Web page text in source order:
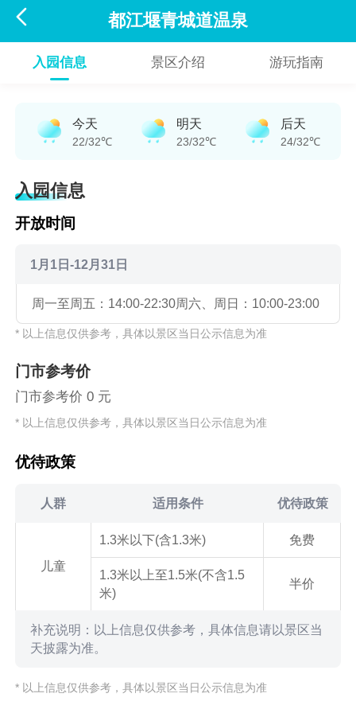
 都江堰青城道温泉
入园信息 景区介绍 游玩指南
今天
22/32℃
明天
23/32℃
后天
24/32℃
入园信息
开放时间
1月1日-12月31日
周一至周五：14:00-22:30周六、周日：10:00-23:00
* 以上信息仅供参考，具体以景区当日公示信息为准
门市参考价
门市参考价 0 元
* 以上信息仅供参考，具体以景区当日公示信息为准
优待政策
人群 适用条件 优待政策
儿童
1.3米以下(含1.3米) 免费
1.3米以上至1.5米(不含1.5
米)
半价
补充说明：以上信息仅供参考，具体信息请以景区当
天披露为准。
* 以上信息仅供参考，具体以景区当日公示信息为准